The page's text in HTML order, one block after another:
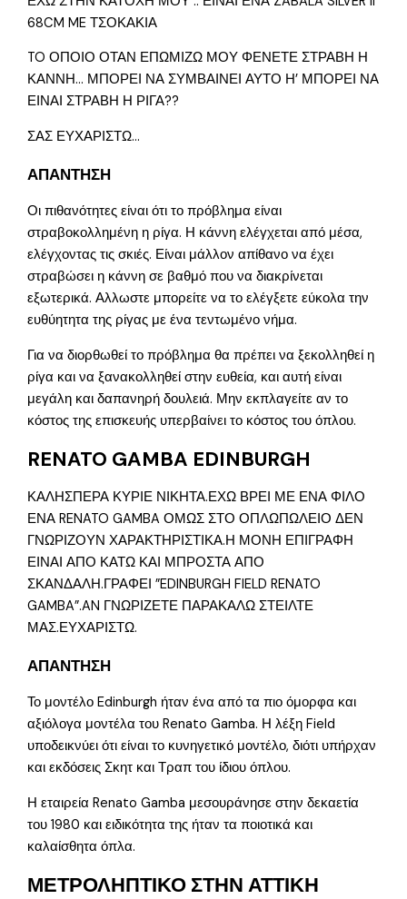
68CM ME ΤΣΟΚΑΚΙΑ
TO ΟΠΟΙΟ ΟΤΑΝ ΕΠΩΜΙΖΩ ΜΟΥ ΦΕΝΕΤΕ ΣΤΡΑΒΗ Η
ΚΑΝΝΗ… ΜΠΟΡΕΙ ΝΑ ΣΥΜΒΑΙΝΕΙ ΑΥΤΟ Η’ ΜΠΟΡΕΙ ΝΑ
ΕΙΝΑΙ ΣΤΡΑΒΗ Η ΡΙΓΑ??
ΣΑΣ ΕΥΧΑΡΙΣΤΩ…
ΑΠΑΝΤΗΣΗ
Οι πιθανότητες είναι ότι το πρόβλημα είναι
στραβοκολλημένη η ρίγα. Η κάννη ελέγχεται από μέσα,
ελέγχοντας τις σκιές. Είναι μάλλον απίθανο να έχει
στραβώσει η κάννη σε βαθμό που να διακρίνεται
εξωτερικά. Αλλωστε μπορείτε να το ελέγξετε εύκολα την
ευθύητητα της ρίγας με ένα τεντωμένο νήμα.
Για να διορθωθεί το πρόβλημα θα πρέπει να ξεκολληθεί η
ρίγα και να ξανακολληθεί στην ευθεία, και αυτή είναι
μεγάλη και δαπανηρή δουλειά. Μην εκπλαγείτε αν το
κόστος της επισκευής υπερβαίνει το κόστος του όπλου.
RENATO GAMBA EDINBURGH
ΚΑΛΗΣΠΕΡΑ ΚΥΡΙΕ ΝΙΚΗΤΑ.ΕΧΩ ΒΡΕΙ ΜΕ ΕΝΑ ΦΙΛΟ
ΕΝΑ RENATO GAMBA ΟΜΩΣ ΣΤΟ ΟΠΛΩΠΩΛΕΙΟ ΔΕΝ
ΓΝΩΡΙΖΟΥΝ ΧΑΡΑΚΤΗΡΙΣΤΙΚΑ.Η ΜΟΝΗ ΕΠΙΓΡΑΦΗ
ΕΙΝΑΙ ΑΠΟ ΚΑΤΩ ΚΑΙ ΜΠΡΟΣΤΑ ΑΠΟ
ΣΚΑΝΔΑΛΗ.ΓΡΑΦΕΙ ”EDINBURGH FIELD RENATO
GAMBA”.AN ΓΝΩΡΙΖΕΤΕ ΠΑΡΑΚΑΛΩ ΣΤΕΙΛΤΕ
ΜΑΣ.ΕΥΧΑΡΙΣΤΩ.
ΑΠΑΝΤΗΣΗ
Το μοντέλο Edinburgh ήταν ένα από τα πιο όμορφα και
αξιόλογα μοντέλα του Renato Gamba. Η λέξη Field
υποδεικνύει ότι είναι το κυνηγετικό μοντέλο, διότι υπήρχαν
και εκδόσεις Σκητ και Τραπ του ίδιου όπλου.
Η εταιρεία Renato Gamba μεσουράνησε στην δεκαετία
του 1980 και ειδικότητα της ήταν τα ποιοτικά και
καλαίσθητα όπλα.
ΜΕΤΡΟΛΗΠΤΙΚΟ ΣΤΗΝ ΑΤΤΙΚΗ